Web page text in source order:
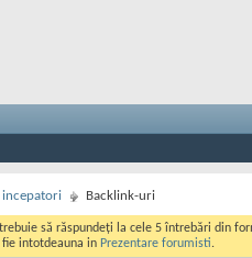
incepatori Backlink-uri
să răspundeți la cele 5 întrebări din
intotdeauna in Prezentare forumisti.